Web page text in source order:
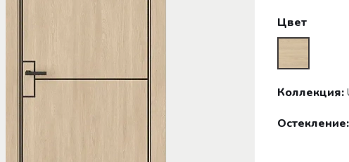
Цвет
Коллекция:
Остекление: